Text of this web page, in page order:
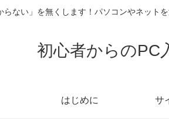
らない」を無くします！パソコンやネット
初心者からのPC
はじめに サ